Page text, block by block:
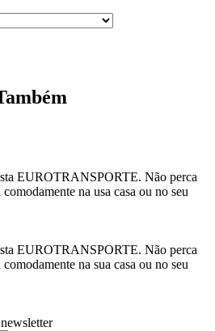
EUROTRANSPORTE. Não perca
na usa casa ou no seu
EUROTRANSPORTE. Não perca
na sua casa ou no seu